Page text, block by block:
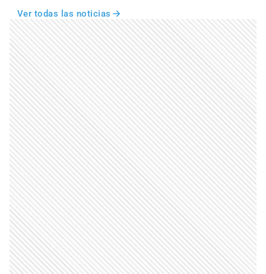
Ver todas las noticias